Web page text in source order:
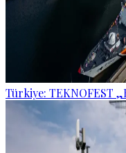
Türkiye: TEKNOFEST